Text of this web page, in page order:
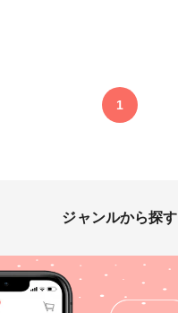
1
ジャンルから探す